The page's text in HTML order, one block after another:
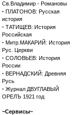
Св.Владимир - Романовы
· ПЛАТОНОВ: Русская
история
· ТАТИЩЕВ: История
Российская
· Митр.МАКАРИЙ: История
Рус. Церкви
· СОЛОВЬЕВ: История
России
· ВЕРНАДСКИЙ: Древняя
Русь
· Журнал ДВУГЛАВЫЙ
ОРЕЛЪ 1921 год
~Сервисы~